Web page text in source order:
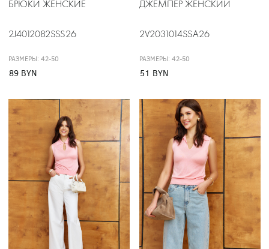
БРЮКИ ЖЕНСКИЕ
2J4012082SSS26
РАЗМЕРЫ: 42-50
89 BYN
ДЖЕМПЕР ЖЕНСКИЙ
2V2031014SSA26
РАЗМЕРЫ: 42-50
51 BYN